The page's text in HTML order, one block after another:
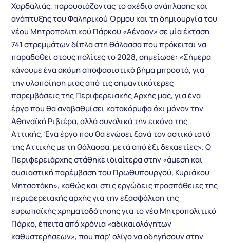
Χαρδαλιάς, παρουσιάζοντας το σχέδιο ανάπλασης και
ανάπτυξης του Φαληρικού Όρμου και τη δημιουργία του
νέου Μητροπολιτικού Πάρκου «Αέναον» σε μία έκταση
741 στρεμμάτων δίπλα στη θάλασσα που πρόκειται να
παραδοθεί στους πολίτες το 2028, σημείωσε: «Σήμερα
κάνουμε ένα ακόμη αποφασιστικό βήμα μπροστά, για
την υλοποίηση μιας από τις σημαντικότερες
παρεμβάσεις της Περιφερειακής Αρχής μας, για ένα
έργο που θα αναβαθμίσει κατακόρυφα όχι μόνον την
Αθηναϊκή Ριβιέρα, αλλά συνολικά την εικόνα της
Αττικής. Ένα έργο που θα ενώσει ξανά τον αστικό ιστό
της Αττικής με τη θάλασσα, μετά από έξι δεκαετίες». Ο
Περιφερειάρχης στάθηκε ιδιαίτερα στην «άμεση και
ουσιαστική παρέμβαση του Πρωθυπουργού, Κυριάκου
Μητσοτάκη», καθώς και στις εργώδεις προσπάθειες της
περιφερειακής αρχής για την εξασφάλιση της
ευρωπαϊκής χρηματοδότησης για το νέο Μητροπολιτικό
Πάρκο, έπειτα από χρόνια «αδικαιολόγητων
καθυστερήσεων», που παρ’ ολίγο να οδηγήσουν στην